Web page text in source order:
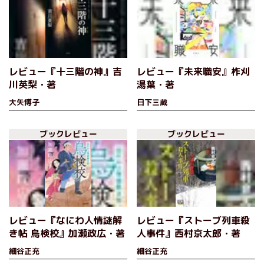
レビュー『十三階の神』吉
川英梨・著
大矢博子
レビュー『未来職安』柞刈
湯葉・著
日下三蔵
ブックレビュー
レビュー『なにわ人情謎解
き帖 烏検校』加瀬政広・著
細谷正充
ブックレビュー
レビュー『ストーブ列車殺
人事件』西村京太郎・著
細谷正充